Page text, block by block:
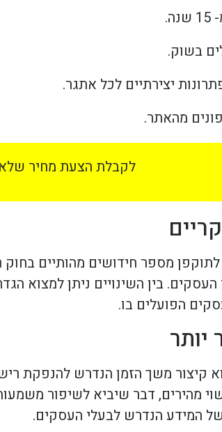
בשוק.
יצירתיים לכל אתגר.
מהאתר.
לקבלת הצעת מחיר
להיכנס לתוקפן מספר חידושים
העסקים. בין השינויים ניתן למצוא
הפועלים בו.
יותר
קיצור משך הזמן הנדרש להנפקת
מהירים, דבר שיביא לשיפור
המידע הנדרש לבעלי העסקים.